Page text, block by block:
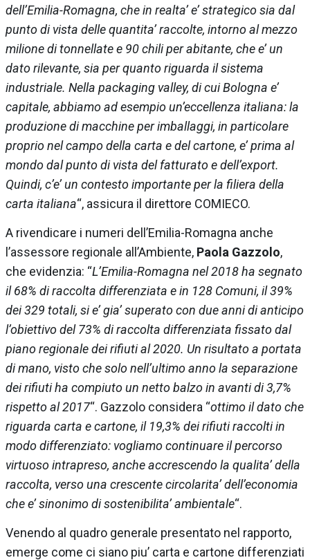
dell’Emilia-Romagna, che in realta’ e’ strategico sia dal
punto di vista delle quantita’ raccolte, intorno al mezzo
milione di tonnellate e 90 chili per abitante, che e’ un
dato rilevante, sia per quanto riguarda il sistema
industriale. Nella packaging valley, di cui Bologna e’
capitale, abbiamo ad esempio un’eccellenza italiana: la
produzione di macchine per imballaggi, in particolare
proprio nel campo della carta e del cartone, e’ prima al
mondo dal punto di vista del fatturato e dell’export.
Quindi, c’e’ un contesto importante per la filiera della
carta italiana“, assicura il direttore COMIECO.
A rivendicare i numeri dell’Emilia-Romagna anche
l’assessore regionale all’Ambiente, Paola Gazzolo,
che evidenzia: “L’Emilia-Romagna nel 2018 ha segnato
il 68% di raccolta differenziata e in 128 Comuni, il 39%
dei 329 totali, si e’ gia’ superato con due anni di anticipo
l’obiettivo del 73% di raccolta differenziata fissato dal
piano regionale dei rifiuti al 2020. Un risultato a portata
di mano, visto che solo nell’ultimo anno la separazione
dei rifiuti ha compiuto un netto balzo in avanti di 3,7%
rispetto al 2017“. Gazzolo considera “ottimo il dato che
riguarda carta e cartone, il 19,3% dei rifiuti raccolti in
modo differenziato: vogliamo continuare il percorso
virtuoso intrapreso, anche accrescendo la qualita’ della
raccolta, verso una crescente circolarita’ dell’economia
che e’ sinonimo di sostenibilita’ ambientale“.
Venendo al quadro generale presentato nel rapporto,
emerge come ci siano piu’ carta e cartone differenziati